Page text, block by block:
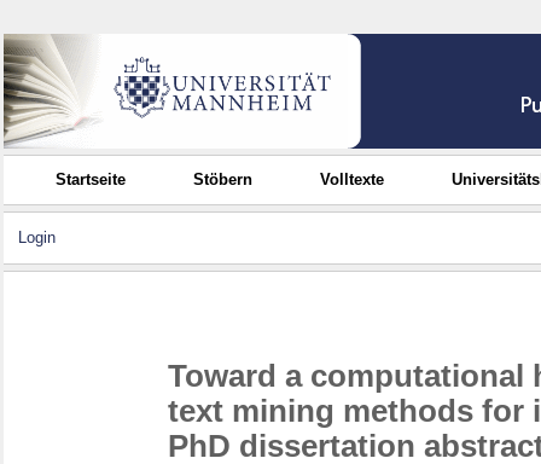
Startseite Stöbern Volltexte
Login
Toward a
text mining methods for
PhD dissertation